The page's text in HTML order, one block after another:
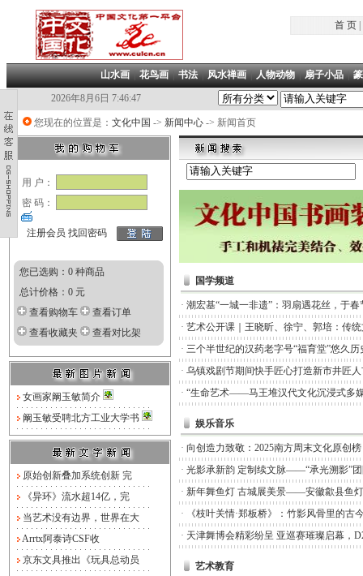
首 页|
山水画|花鸟画|书法|风水禅画|人物动物|扇子小品|
2026年8月6日 7:46:47
您现在的位置是： 文化中国 -> 新闻中心 -> 新闻首页
用 户：
密 码：
注册会员 找回密码
您已选购：0 种商品
总计价格：0 元
查看购物车
查看订单
查看收藏夹
查看对比架
女画家阚玉敏简介
阚玉敏受聘北方工业大学书
原始创新叠加系统创新 完
《异环》流水超14亿，完
当艺术没有边界，世界在大
Arrtx阿泰诗CSF收
京东文具推出《玩具总动员
国学频道
· 潮宏基“一城一非遗”：羽扇遇花丝，于
· 艺术公开课｜王晓昕、徐宁、郭培：传
· 三个半世纪的汉药老字号“福育堂”悠久历
· 乌镇戏剧节期间快手匠心打造新市井匠
· “生命艺术——马王堆汉代文化沉浸式多
娱乐音乐
· 向创造力致敬：2025南方周末文化原创
· 光影承新韵 定制续文脉——“承光溯影”
· 新年舞鱼灯 古城展美景——安徽歙县鱼
·
《枝叶关情·郑板桥》：竹影风骨里的古
· 天津舞博会精彩纷呈 亚巡赛璀璨启幕，
艺术教育